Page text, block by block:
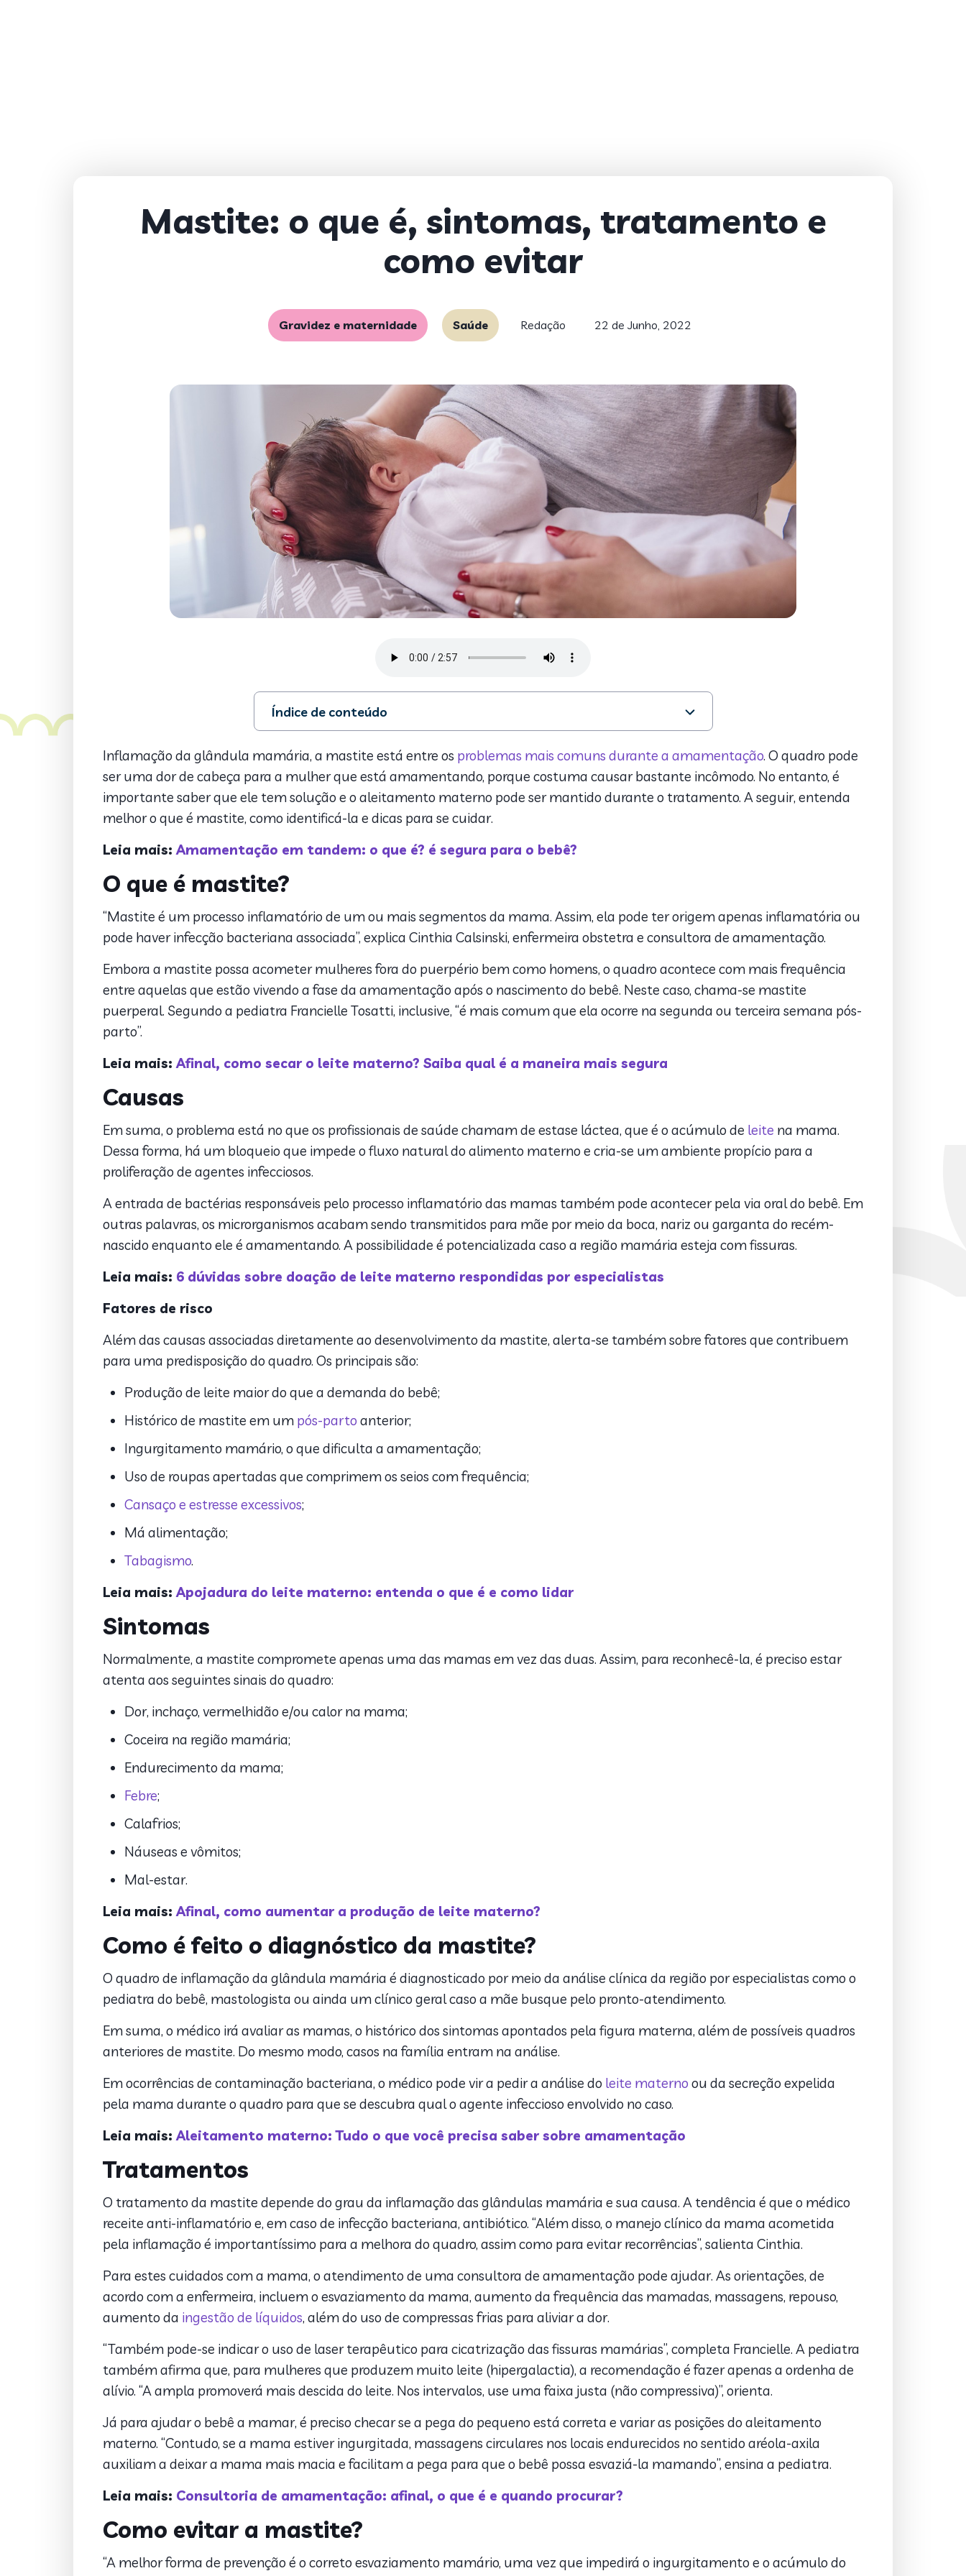
Mastite: o que é, sintomas, tratamento e
como evitar
Gravidez e maternidade Saúde Redação 22 de Junho, 2022
Índice de conteúdo
1. O que é mastite?
2. Causas
3. Sintomas
4. Como é feito o diagnóstico da mastite?
5. Tratamentos
6. Como evitar a mastite?
8. Perguntas para o médico
Inflamação da glândula mamária, a mastite está entre os problemas mais comuns durante a amamentação. O quadro pode
ser uma dor de cabeça para a mulher que está amamentando, porque costuma causar bastante incômodo. No entanto, é
importante saber que ele tem solução e o aleitamento materno pode ser mantido durante o tratamento. A seguir, entenda
melhor o que é mastite, como identificá-la e dicas para se cuidar.
Leia mais:Amamentação em tandem: o que é? é segura para o bebê?
O que é mastite?
“Mastite é um processo inflamatório de um ou mais segmentos da mama. Assim, ela pode ter origem apenas inflamatória ou
pode haver infecção bacteriana associada”, explica Cinthia Calsinski, enfermeira obstetra e consultora de amamentação.
Embora a mastite possa acometer mulheres fora do puerpério bem como homens, o quadro acontece com mais frequência
entre aquelas que estão vivendo a fase da amamentação após o nascimento do bebê. Neste caso, chama-se mastite
puerperal. Segundo a pediatra Francielle Tosatti, inclusive, “é mais comum que ela ocorre na segunda ou terceira semana pós-
parto”.
Leia mais:Afinal, como secar o leite materno? Saiba qual é a maneira mais segura
Causas
Em suma, o problema está no que os profissionais de saúde chamam de estase láctea, que é o acúmulo de leite na mama.
Dessa forma, há um bloqueio que impede o fluxo natural do alimento materno e cria-se um ambiente propício para a
proliferação de agentes infecciosos.
A entrada de bactérias responsáveis pelo processo inflamatório das mamas também pode acontecer pela via oral do bebê. Em
outras palavras, os microrganismos acabam sendo transmitidos para mãe por meio da boca, nariz ou garganta do recém-
nascido enquanto ele é amamentando. A possibilidade é potencializada caso a região mamária esteja com fissuras.
Leia mais: 6 dúvidas sobre doação de leite materno respondidas por especialistas
Fatores de risco
Além das causas associadas diretamente ao desenvolvimento da mastite, alerta-se também sobre fatores que contribuem
para uma predisposição do quadro. Os principais são:
Produção de leite maior do que a demanda do bebê;
Histórico de mastite em um pós-parto anterior;
Ingurgitamento mamário, o que dificulta a amamentação;
Uso de roupas apertadas que comprimem os seios com frequência;
Cansaço e estresse excessivos;
Má alimentação;
Tabagismo.
Leia mais:Apojadura do leite materno: entenda o que é e como lidar
Sintomas
Normalmente, a mastite compromete apenas uma das mamas em vez das duas. Assim, para reconhecê-la, é preciso estar
atenta aos seguintes sinais do quadro:
Dor, inchaço, vermelhidão e/ou calor na mama;
Coceira na região mamária;
Endurecimento da mama;
Febre;
Calafrios;
Náuseas e vômitos;
Mal-estar.
Leia mais:Afinal, como aumentar a produção de leite materno?
Como é feito o diagnóstico da mastite?
O quadro de inflamação da glândula mamária é diagnosticado por meio da análise clínica da região por especialistas como o
pediatra do bebê, mastologista ou ainda um clínico geral caso a mãe busque pelo pronto-atendimento.
Em suma, o médico irá avaliar as mamas, o histórico dos sintomas apontados pela figura materna, além de possíveis quadros
anteriores de mastite. Do mesmo modo, casos na família entram na análise.
Em ocorrências de contaminação bacteriana, o médico pode vir a pedir a análise do leite materno ou da secreção expelida
pela mama durante o quadro para que se descubra qual o agente infeccioso envolvido no caso.
Leia mais:Aleitamento materno: Tudo o que você precisa saber sobre amamentação
Tratamentos
O tratamento da mastite depende do grau da inflamação das glândulas mamária e sua causa. A tendência é que o médico
receite anti-inflamatório e, em caso de infecção bacteriana, antibiótico. “Além disso, o manejo clínico da mama acometida
pela inflamação é importantíssimo para a melhora do quadro, assim como para evitar recorrências”, salienta Cinthia.
Para estes cuidados com a mama, o atendimento de uma consultora de amamentação pode ajudar. As orientações, de
acordo com a enfermeira, incluem o esvaziamento da mama, aumento da frequência das mamadas, massagens, repouso,
aumento da ingestão de líquidos, além do uso de compressas frias para aliviar a dor.
“Também pode-se indicar o uso de laser terapêutico para cicatrização das fissuras mamárias”, completa Francielle. A pediatra
também afirma que, para mulheres que produzem muito leite (hipergalactia), a recomendação é fazer apenas a ordenha de
alívio. “A ampla promoverá mais descida do leite. Nos intervalos, use uma faixa justa (não compressiva)”, orienta.
Já para ajudar o bebê a mamar, é preciso checar se a pega do pequeno está correta e variar as posições do aleitamento
materno. “Contudo, se a mama estiver ingurgitada, massagens circulares nos locais endurecidos no sentido aréola-axila
auxiliam a deixar a mama mais macia e facilitam a pega para que o bebê possa esvaziá-la mamando”, ensina a pediatra.
Leia mais: Consultoria de amamentação: afinal, o que é e quando procurar?
Como evitar a mastite?
“A melhor forma de prevenção é o correto esvaziamento mamário, uma vez que impedirá o ingurgitamento e o acúmulo do